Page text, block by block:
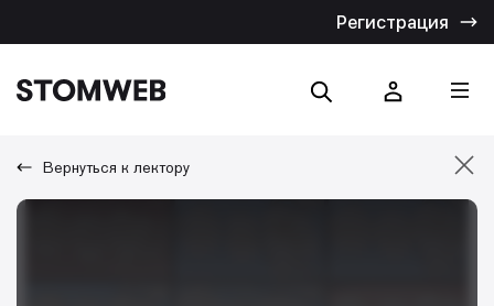
Регистрация
Вернуться к лектору
Отмена